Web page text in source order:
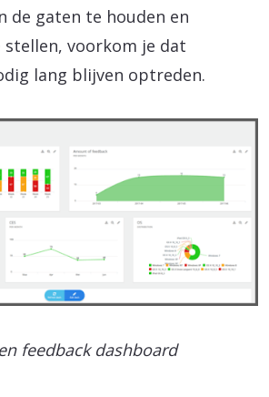
de gaten te houden en
voorkom je dat
lang blijven optreden.
feedback dashboard